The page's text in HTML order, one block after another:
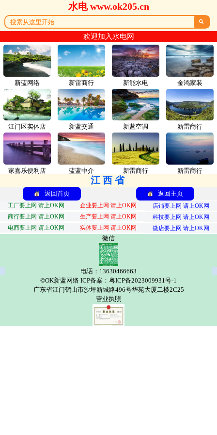
水电 www.ok205.cn

欢迎加入水电网
新蓝网络 新雷商行
江门区实体店 新蓝交通
家嘉乐便利店 蓝蓝中介
新能水电 金鸿家装
新蓝空调 新雷商行
新雷商行 新雷商行
江西省
返回首页 返回主页
工厂要上网 请上OK网 企业要上网 请上OK网
店铺要上网 请上OK网
商行要上网 请上OK网
生产要上网 请上OK网
科技要上网 请上OK网
电商要上网 请上OK网
实体要上网 请上OK网 微店要上网 请上OK网
微信
电话：13630466663
©OK新蓝网络 ICP备案：粤ICP备2023009931号-1
广东省江门鹤山市沙坪新城路496号华苑大厦二楼2C25
营业执照